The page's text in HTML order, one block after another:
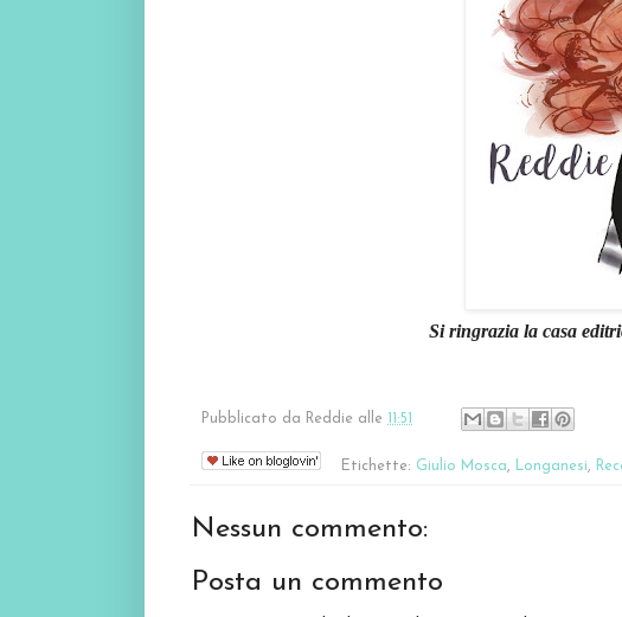
Si ringrazia la casa
Pubblicato da Reddie alle 11:51
Etichette: Giulio Mosca, Longanesi,
Nessun commento:
Posta un commento